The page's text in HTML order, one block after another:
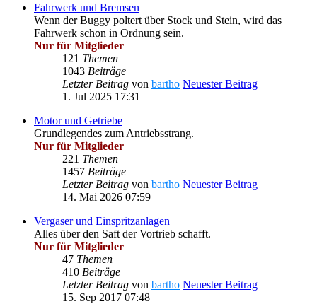
Fahrwerk und Bremsen
Wenn der Buggy poltert über Stock und Stein, wird das
Fahrwerk schon in Ordnung sein.
Nur für Mitglieder
121 Themen
1043 Beiträge
Letzter Beitrag von bartho Neuester Beitrag
1. Jul 2025 17:31
Motor und Getriebe
Grundlegendes zum Antriebsstrang.
Nur für Mitglieder
221 Themen
1457 Beiträge
Letzter Beitrag von bartho Neuester Beitrag
14. Mai 2026 07:59
Vergaser und Einspritzanlagen
Alles über den Saft der Vortrieb schafft.
Nur für Mitglieder
47 Themen
410 Beiträge
Letzter Beitrag von bartho Neuester Beitrag
15. Sep 2017 07:48